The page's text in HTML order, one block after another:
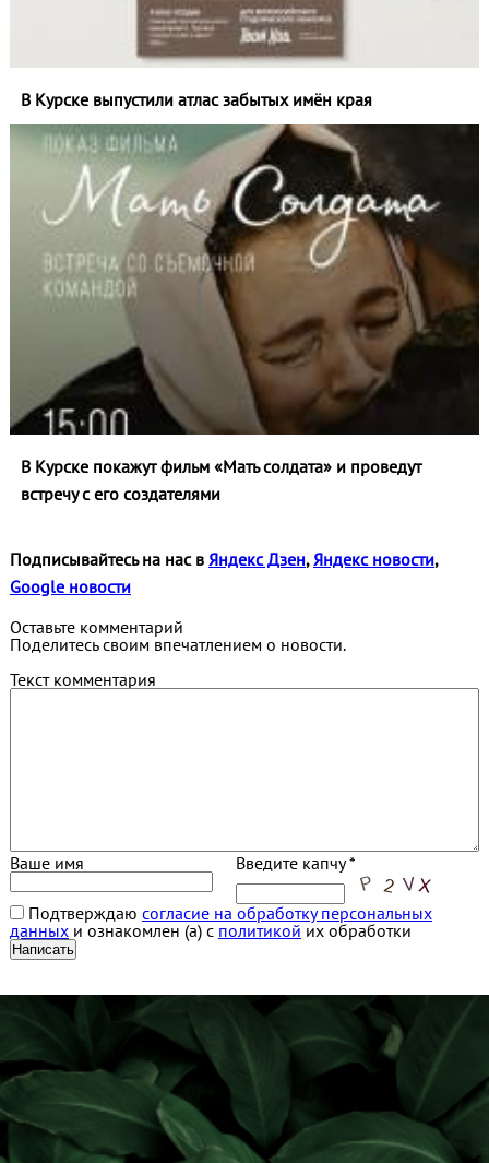
В Курске выпустили атлас забытых имён края
В Курске покажут фильм «Мать солдата» и проведут
встречу с его создателями
Подписывайтесь на нас в Яндекс Дзен, Яндекс новости,
Google новости
Оставьте комментарий
Поделитесь своим впечатлением о новости.
Текст комментария
Ваше имя Введите капчу *
Подтверждаю согласие на обработку персональных
данныхи ознакомлен (а) с политикой их обработки